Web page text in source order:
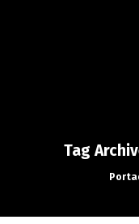
Tag